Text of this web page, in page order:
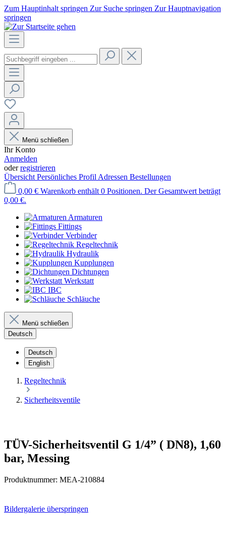
Zum Hauptinhalt springen Zur Suche springen Zur Hauptnavigation
springen
Menü schließen
Ihr Konto
Anmelden
oderregistrieren
Übersicht Persönliches Profil Adressen Bestellungen
0,00 € Warenkorb enthält 0 Positionen. Der Gesamtwert beträgt
0,00 €.
Armaturen
Fittings
Verbinder
Regeltechnik
Hydraulik
Kupplungen
Dichtungen
Werkstatt
IBC
Schläuche
Menü schließen
Deutsch
Deutsch
English
Regeltechnik
Sicherheitsventile
TÜV-Sicherheitsventil G 1/4” ( DN8), 1,60
bar, Messing
Produktnummer: MEA-210884
Bildergalerie überspringen